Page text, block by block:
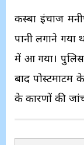
कस्बा इंचार्ज
पानी लगाने गया
में आ गया।
बाद
के कारणों की